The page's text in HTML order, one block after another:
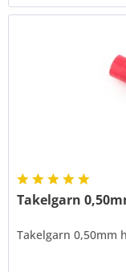
Takelgarn
Takelgarn 0,50mm